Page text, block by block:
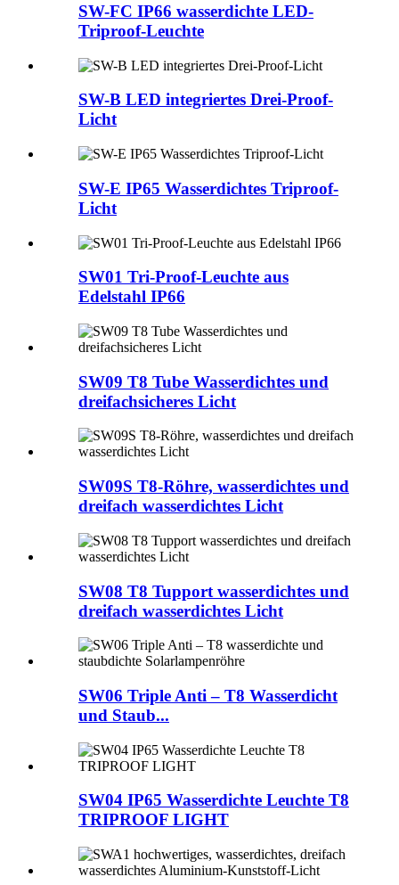
SW-FC IP66 wasserdichte LED-
Triproof-Leuchte
SW-B LED integriertes Drei-Proof-
Licht
SW-E IP65 Wasserdichtes Triproof-
Licht
SW01 Tri-Proof-Leuchte aus
Edelstahl IP66
SW09 T8 Tube Wasserdichtes und
dreifachsicheres Licht
SW09S T8-Röhre, wasserdichtes und
dreifach wasserdichtes Licht
SW08 T8 Tupport wasserdichtes und
dreifach wasserdichtes Licht
SW06 Triple Anti – T8 Wasserdicht
und Staub...
SW04 IP65 Wasserdichte Leuchte T8
TRIPROOF LIGHT